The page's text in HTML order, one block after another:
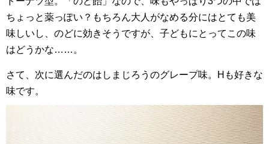
ちょっと薬っぽい？もちろん大人がなめる分にはとても美
味しいし、のどに効きそうですが、子どもにとってこの味
はどうかな……。
さて、次に選んだのはしまじろうのグレープ味。Hも好きな
味です。